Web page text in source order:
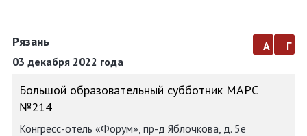
Рязань
03 декабря 2022 года
а г
Большой образовательный субботник МАРС
№214
Конгресс-отель «Форум», пр-д Яблочкова, д. 5е